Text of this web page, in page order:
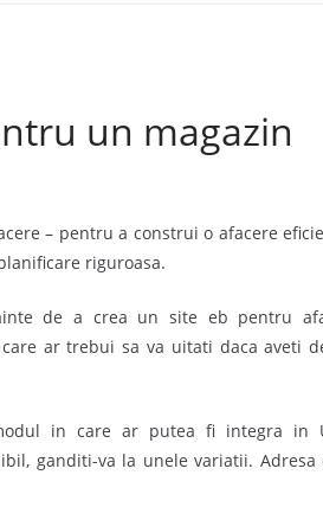
un magazin
– pentru a construi o afacere
riguroasa.
de a crea un site eb pentru
ar trebui sa va uitati daca aveti
in care ar putea fi integra in
ganditi-va la unele variatii. Adresa